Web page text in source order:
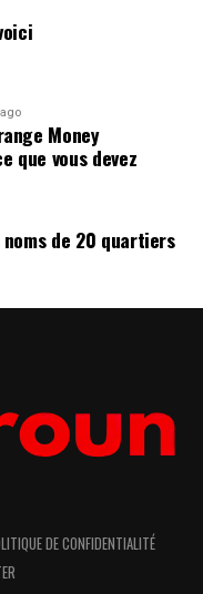
Money
que vous devez
de 20 quartiers
DE CONFIDENTIALITÉ